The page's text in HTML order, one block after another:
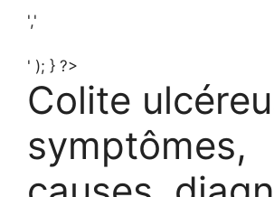
','
' ); } ?>
Colite
symptômes,